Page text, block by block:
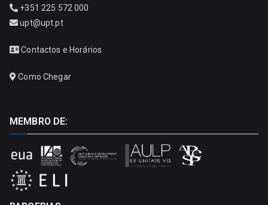
+351 225 572 000
upt@upt.pt
Contactos e Horários
Como Chegar
MEMBRO DE: